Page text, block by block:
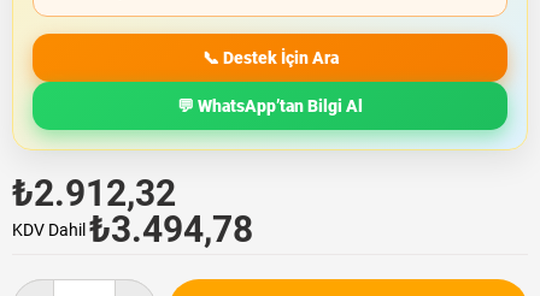
📞 Destek İçin Ara
💬 WhatsApp’tan Bilgi Al
₺2.912,32
KDV Dahil ₺3.494,78